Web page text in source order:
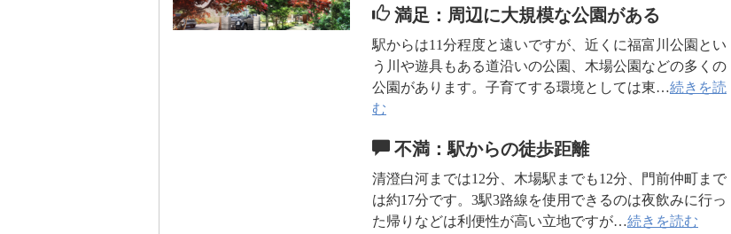
満足：周辺に大規模な公園がある
駅からは11分程度と遠いですが、近くに福富川公園とい
う川や遊具もある道沿いの公園、木場公園などの多くの
公園があります。子育てする環境としては東…続きを読
む
不満：駅からの徒歩距離
清澄白河までは12分、木場駅までも12分、門前仲町まで
は約17分です。3駅3路線を使用できるのは夜飲みに行っ
た帰りなどは利便性が高い立地ですが…続きを読む